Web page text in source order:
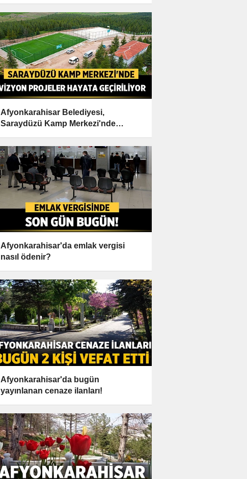
Afyonkarahisar Belediyesi,
Saraydüzü Kamp Merkezi'nde
Afyonkarahisar'da emlak vergisi
nasıl ödenir?
Afyonkarahisar'da bugün
yayınlanan cenaze ilanları!